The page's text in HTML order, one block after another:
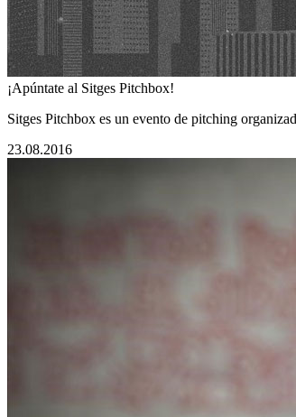
¡Apúntate al Sitges Pitchbox!
Sitges Pitchbox es un evento de pitching
23.08.2016